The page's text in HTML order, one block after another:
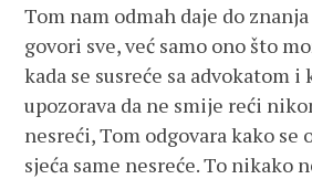
Tom nam odmah daje do
govori sve, već samo ono što
kada se susreće sa advokatom i
upozorava da ne smije reći
nesreći, Tom odgovara kako se
sjeća same nesreće. To nikako